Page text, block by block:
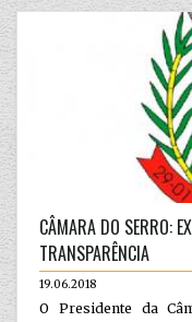
CÂMARA DO SERRO:
TRANSPARÊNCIA
19.06.2018
O Presidente da